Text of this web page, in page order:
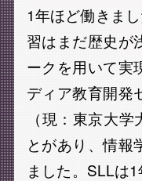
1年ほど働きま
習はまだ歴史が
ークを用いて実
ディア教育開発
（現：東京大
とがあり、情報
ました。SLLは